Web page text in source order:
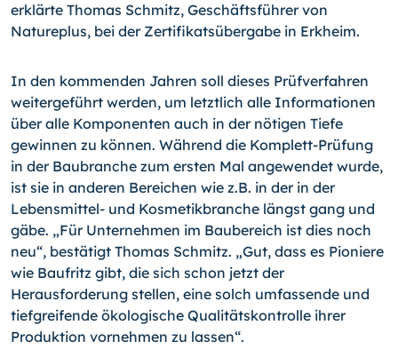
erklärte Thomas Schmitz, Geschäftsführer von
Natureplus, bei der Zertifikatsübergabe in Erkheim.
In den kommenden Jahren soll dieses Prüfverfahren
weitergeführt werden, um letztlich alle Informationen
über alle Komponenten auch in der nötigen Tiefe
gewinnen zu können. Während die Komplett-Prüfung
in der Baubranche zum ersten Mal angewendet wurde,
ist sie in anderen Bereichen wie z.B. in der in der
Lebensmittel- und Kosmetikbranche längst gang und
gäbe. „Für Unternehmen im Baubereich ist dies noch
neu“, bestätigt Thomas Schmitz. „Gut, dass es Pioniere
wie Baufritz gibt, die sich schon jetzt der
Herausforderung stellen, eine solch umfassende und
tiefgreifende ökologische Qualitätskontrolle ihrer
Produktion vornehmen zu lassen“.